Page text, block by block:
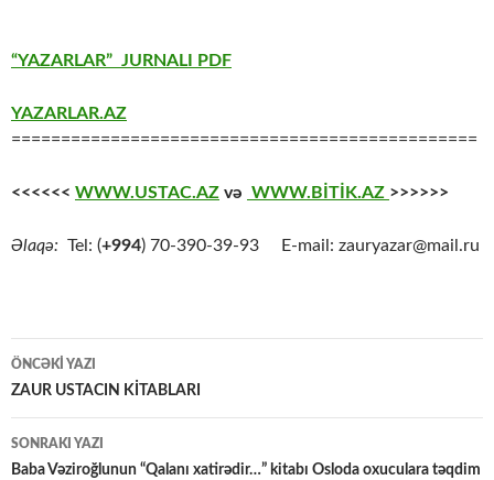
“YAZARLAR” JURNALI PDF
YAZARLAR.AZ
===============================================
<<<<<< WWW.USTAC.AZ və WWW.BİTİK.AZ >>>>>>
Əlaqə: Tel: (+994) 70-390-39-93 E-mail: zauryazar@mail.ru
Yazılar
üzrə
naviqasiya
ÖNCƏKI YAZI
ZAUR USTACIN KİTABLARI
SONRAKI YAZI
Baba Vəziroğlunun “Qalanı xatirədir…” kitabı Osloda oxuculara təqdim